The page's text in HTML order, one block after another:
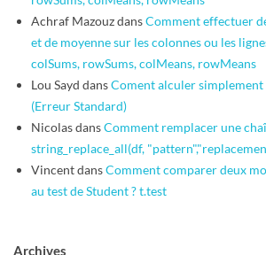
Achraf MazouzdansComment effectuer
et de moyenne sur les colonnes ou les
colSums, rowSums, colMeans, rowMeans
Lou Sayd dansComent alculer simplement
(Erreur Standard)
NicolasdansComment remplacer une
string_replace_all(df,
VincentdansComment comparer deux
au test de Student ? t.test
Archives